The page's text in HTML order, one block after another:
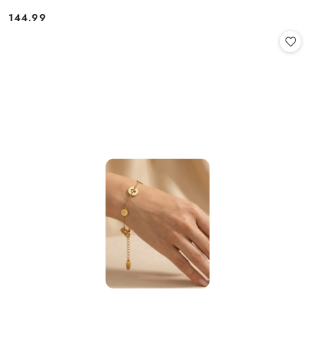
Cena:
144.99